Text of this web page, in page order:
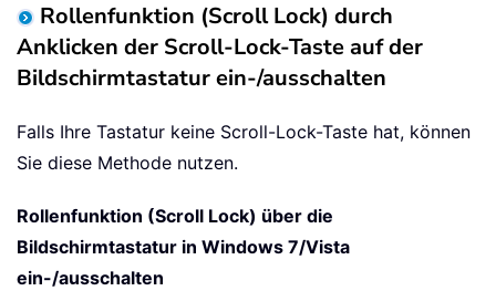
Rollenfunktion (Scroll Lock) durch
Anklicken der Scroll-Lock-Taste auf der
Bildschirmtastatur ein-/ausschalten
Falls Ihre Tastatur keine Scroll-Lock-Taste hat, können
Sie diese Methode nutzen.
Rollenfunktion (Scroll Lock) über die
Bildschirmtastatur in Windows 7/Vista
ein-/ausschalten